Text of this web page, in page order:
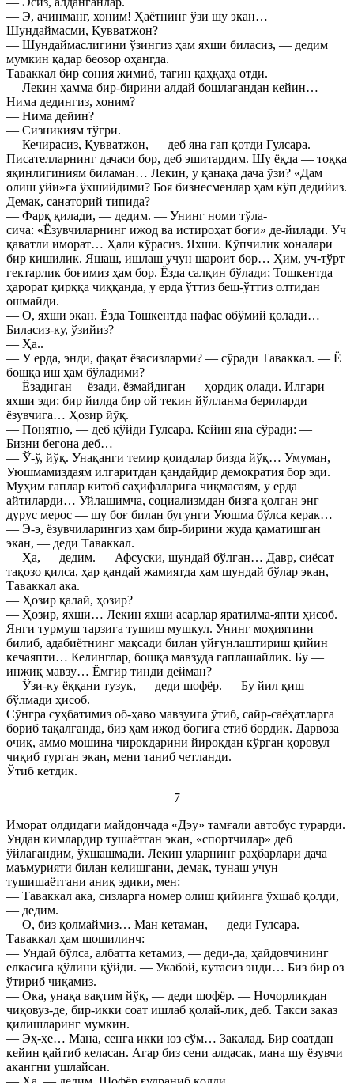
— Э, ачинманг, хоним! Ҳаётнинг ўзи шу экан…
Шундаймасми, Қувватжон?
— Шундаймаслигини ўзингиз ҳам яхши биласиз, — дедим
мумкин қадар беозор оҳангда.
Таваккал бир сония жимиб, тағин қаҳқаҳа отди.
— Лекин ҳамма бир-бирини алдай бошлагандан кейин…
Нима дедингиз, хоним?
— Нима дейин?
— Сизникиям тўғри.
— Кечирасиз, Қувватжон, — деб яна гап қотди Гулсара. —
Писателларнинг дачаси бор, деб эшитардим. Шу ёқда — тоққа
яқинлигиниям биламан… Лекин, у қанақа дача ўзи? «Дам
олиш уйи»га ўхшийдими? Боя бизнесменлар ҳам кўп дедийиз.
Демак, санаторий типида?
— Фарқ қилади, — дедим. — Унинг номи тўла-
сича: «Ёзувчиларнинг ижод ва истироҳат боғи» де-йилади. Уч
қаватли иморат… Ҳали кўрасиз. Яхши. Кўпчилик хоналари
бир кишилик. Яшаш, ишлаш учун шароит бор… Ҳим, уч-тўрт
гектарлик боғимиз ҳам бор. Ёзда салқин бўлади; Тошкентда
ҳарорат қирққа чиққанда, у ерда ўттиз беш-ўттиз олтидан
ошмайди.
— О, яхши экан. Ёзда Тошкентда нафас обўмий қолади…
Биласиз-ку, ўзийиз?
— Ҳа..
— У ерда, энди, фақат ёзасизларми? — сўради Таваккал. — Ё
бошқа иш ҳам бўладими?
— Ёзадиган —ёзади, ёзмайдиган — ҳордиқ олади. Илгари
яхши эди: бир йилда бир ой текин йўлланма бериларди
ёзувчига… Ҳозир йўқ.
— Понятно, — деб қўйди Гулсара. Кейин яна сўради: —
Бизни бегона деб…
— Ў-ў, йўқ. Унақанги темир қоидалар бизда йўқ… Умуман,
Уюшмамиздаям илгаритдан қандайдир демократия бор эди.
Муҳим гаплар китоб саҳифаларига чиқмасаям, у ерда
айтиларди… Уйлашимча, социализмдан бизга қолган энг
дурус мерос — шу боғ билан бугунги Уюшма бўлса керак…
— Э-э, ёзувчиларингиз ҳам бир-бирини жуда қаматишган
экан, — деди Таваккал.
— Ҳа, — дедим. — Афсуски, шундай бўлган… Давр, сиёсат
тақозо қилса, ҳар қандай жамиятда ҳам шундай бўлар экан,
Таваккал ака.
— Ҳозир қалай, ҳозир?
— Ҳозир, яхши… Лекин яхши асарлар яратилма-япти ҳисоб.
Янги турмуш тарзига тушиш мушкул. Унинг моҳиятини
билиб, адабиётнинг мақсади билан уйғунлаштириш қийин
кечаяпти… Келинглар, бошқа мавзуда гаплашайлик. Бу —
инжиқ мавзу… Ёмғир тинди дейман?
— Ўзи-ку ёққани тузук, — деди шофёр. — Бу йил қиш
бўлмади ҳисоб.
Сўнгра суҳбатимиз об-ҳаво мавзуига ўтиб, сайр-саёҳатларга
бориб тақалганда, биз ҳам ижод боғига етиб бордик. Дарвоза
очиқ, аммо мошина чирокдарини йирокдан кўрган қоровул
чиқиб турган экан, мени таниб четланди.
Ўтиб кетдик.
7
Иморат олдидаги майдончада «Дэу» тамғали автобус турарди.
Ундан кимлардир тушаётган экан, «спортчилар» деб
ўйлагандим, ўхшашмади. Лекин уларнинг раҳбарлари дача
маъмурияти билан келишгани, демак, тунаш учун
тушишаётгани аниқ эдики, мен:
— Таваккал ака, сизларга номер олиш қийинга ўхшаб қолди,
— дедим.
— О, биз қолмаймиз… Ман кетаман, — деди Гулсара.
Таваккал ҳам шошилинч:
— Ундай бўлса, албатта кетамиз, — деди-да, ҳайдовчининг
елкасига қўлини қўйди. — Укабой, кутасиз энди… Биз бир оз
ўтириб чиқамиз.
— Ока, унақа вақтим йўқ, — деди шофёр. — Ночорликдан
чиқовуз-де, бир-икки соат ишлаб қолай-лик, деб. Такси заказ
қилишларинг мумкин.
— Эҳ-ҳе… Мана, сенга икки юз сўм… Закалад. Бир соатдан
кейин қайтиб келасан. Агар биз сени алдасак, мана шу ёзувчи
акангни ушлайсан.